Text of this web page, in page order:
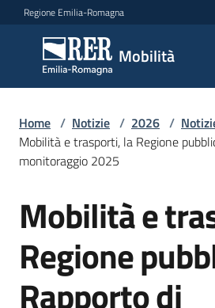
Vai al contenuto
Vai alla navigazione
Vai al footer
Regione Emilia-Romagna
Mobilità
Mobilità
Argomenti
Servizi
Leggi
Home / Notizie / 2026 /
Mobilità e trasporti, la Regione
monitoraggio 2025
Salta al contenuto
Mobilità e
Regione
Rapporto di